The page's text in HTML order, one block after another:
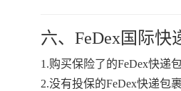
六、FeDex国际快
1.购买保险了的FeDex快递
2.没有投保的FeDex快递包